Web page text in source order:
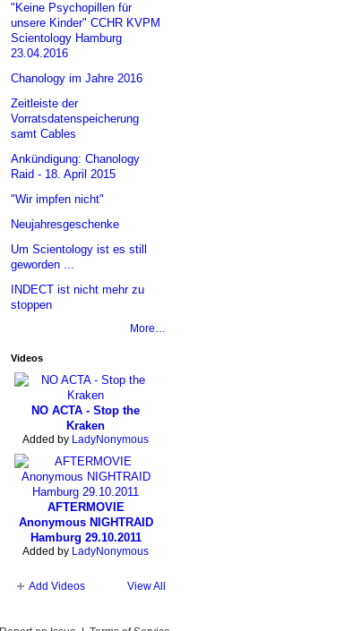
"Keine Psychopillen für
unsere Kinder" CCHR KVPM
Scientology Hamburg
23.04.2016
Chanology im Jahre 2016
Zeitleiste der
Vorratsdatenspeicherung
samt Cables
Ankündigung: Chanology
Raid - 18. April 2015
"Wir impfen nicht"
Neujahresgeschenke
Um Scientology ist es still
geworden ...
INDECT ist nicht mehr zu
stoppen
More…
Videos
NO ACTA - Stop the
Kraken
Added by LadyNonymous
AFTERMOVIE
Anonymous NIGHTRAID
Hamburg 29.10.2011
Added by LadyNonymous
Add Videos View All